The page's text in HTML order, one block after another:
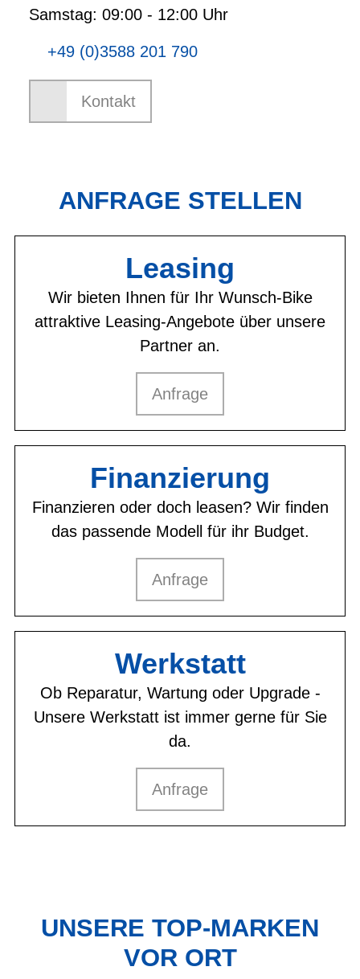
Samstag: 09:00 - 12:00 Uhr
+49 (0)3588 201 790
Kontakt
ANFRAGE STELLEN
Leasing
Wir bieten Ihnen für Ihr Wunsch-Bike
attraktive Leasing-Angebote über unsere
Partner an.
Anfrage
Finanzierung
Finanzieren oder doch leasen? Wir finden
das passende Modell für ihr Budget.
Anfrage
Werkstatt
Ob Reparatur, Wartung oder Upgrade -
Unsere Werkstatt ist immer gerne für Sie
da.
Anfrage
UNSERE TOP-MARKEN
VOR ORT